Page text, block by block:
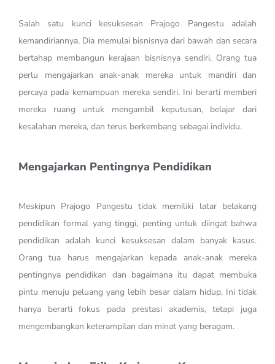
Salah satu kunci kesuksesan Prajogo Pangestu adalah
kemandiriannya. Dia memulai bisnisnya dari bawah dan secara
bertahap membangun kerajaan bisnisnya sendiri. Orang tua
perlu mengajarkan anak-anak mereka untuk mandiri dan
percaya pada kemampuan mereka sendiri. Ini berarti memberi
mereka ruang untuk mengambil keputusan, belajar dari
kesalahan mereka, dan terus berkembang sebagai individu.
Mengajarkan Pentingnya Pendidikan
Meskipun Prajogo Pangestu tidak memiliki latar belakang
pendidikan formal yang tinggi, penting untuk diingat bahwa
pendidikan adalah kunci kesuksesan dalam banyak kasus.
Orang tua harus mengajarkan kepada anak-anak mereka
pentingnya pendidikan dan bagaimana itu dapat membuka
pintu menuju peluang yang lebih besar dalam hidup. Ini tidak
hanya berarti fokus pada prestasi akademis, tetapi juga
mengembangkan keterampilan dan minat yang beragam.